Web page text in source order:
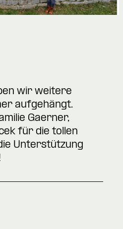
wir weitere
aufgehängt.
Gaerner,
für die tollen
Unterstützung